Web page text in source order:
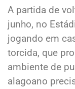
A partida de
junho, no
jogando em
torcida, que
ambiente de
alagoano